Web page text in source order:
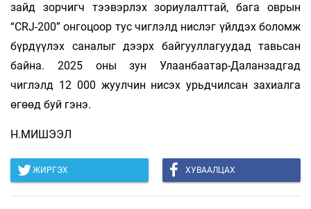
зайд зорчигч тээвэрлэх зориулалттай, бага оврын
“CRJ-200” онгоцоор тус чиглэлд нислэг үйлдэх боломж
бүрдүүлэх саналыг дээрх байгууллагуудад тавьсан
байна. 2025 оны зун Улаанбаатар-Даланзадгад
чиглэлд 12 000 жуулчин нисэх урьдчилсан захиалга
өгөөд буй гэнэ.
Н.МИШЭЭЛ
ЖИРГЭХ ХУВААЛЦАХ